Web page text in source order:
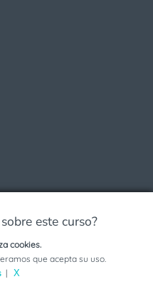
este curso?
este programa
cookies.
que acepta su uso.
| X